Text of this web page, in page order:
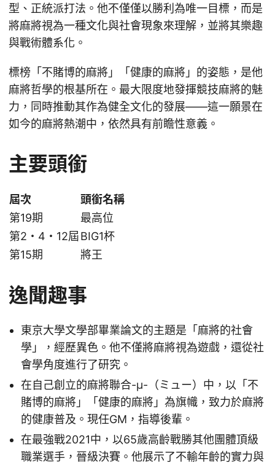
型、正統派打法。他不僅僅以勝利為唯一目標，而是
將麻將視為一種文化與社會現象來理解，並將其樂趣
與戰術體系化。
標榜「不賭博的麻將」「健康的麻將」的姿態，是他
麻將哲學的根基所在。最大限度地發揮競技麻將的魅
力，同時推動其作為健全文化的發展——這一願景在
如今的麻將熱潮中，依然具有前瞻性意義。
主要頭銜
屆次
頭銜名稱
第19期
最高位
第2・4・12屆BIG1杯
第15期
將王
逸聞趣事
東京大學文學部畢業論文的主題是「麻將的社會
學」，經歷異色。他不僅將麻將視為遊戲，還從社
會學角度進行了研究。
在自己創立的麻將聯合-μ-（ミュー）中，以「不
賭博的麻將」「健康的麻將」為旗幟，致力於麻將
的健康普及。現任GM，指導後輩。
在最強戰2021中，以65歲高齡戰勝其他團體頂級
職業選手，晉級決賽。他展示了不輸年齡的實力與